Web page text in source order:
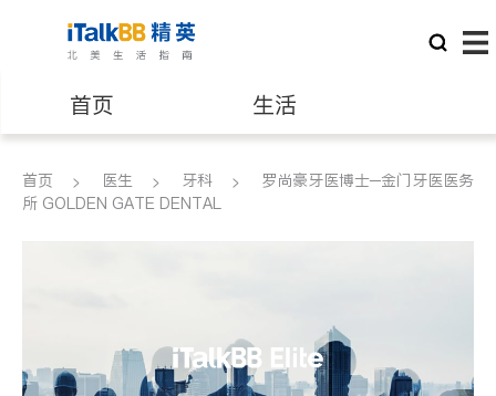
首页 生活
医生 律师
养老 非盈利组织
首页 医生 牙科
罗尚豪牙医博士─金门牙医医务
所 GOLDEN GATE DENTAL